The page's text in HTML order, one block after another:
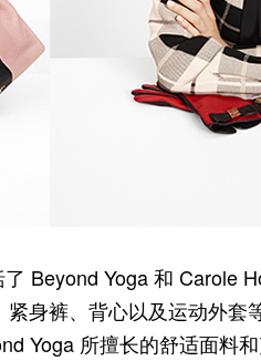
Beyond Yoga 和 Carole
身裤、背心以及运动外套
Yoga 所擅长的舒适面料